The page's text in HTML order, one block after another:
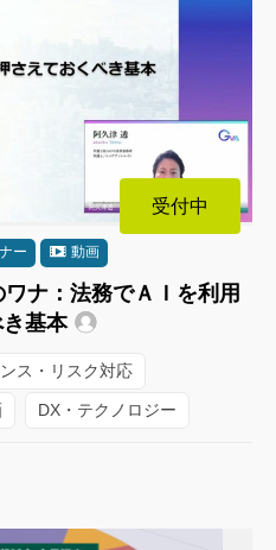
受付中
ー 動画
ワナ：法務でＡＩを利用
基本
ス・リスク対応
DX・テクノロジー